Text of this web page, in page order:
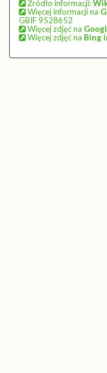
Źródło informacji:
Więcej informacji na
GBIF 9528652
Więcej zdjęć na
Więcej zdjęć na Bing